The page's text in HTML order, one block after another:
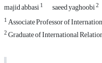
majid abbasi1 saeed yaghoobi2
1Associate Professor of
2Graduate of International